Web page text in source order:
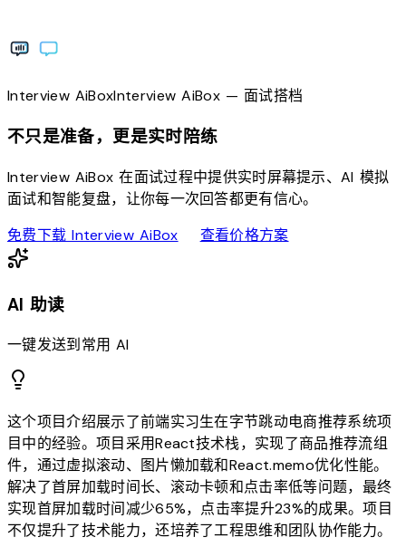
Interview AiBoxInterviewAiBox— 面试搭档
不只是准备，更是实时陪练
Interview AiBox 在面试过程中提供实时屏幕提示、AI 模拟
面试和智能复盘，让你每一次回答都更有信心。
免费下载 Interview AiBoxdownload查看价格方案sell
AI 助读
一键发送到常用 AI
这个项目介绍展示了前端实习生在字节跳动电商推荐系统项
目中的经验。项目采用React技术栈，实现了商品推荐流组
件，通过虚拟滚动、图片懒加载和React.memo优化性能。
解决了首屏加载时间长、滚动卡顿和点击率低等问题，最终
实现首屏加载时间减少65%，点击率提升23%的成果。项目
不仅提升了技术能力，还培养了工程思维和团队协作能力。